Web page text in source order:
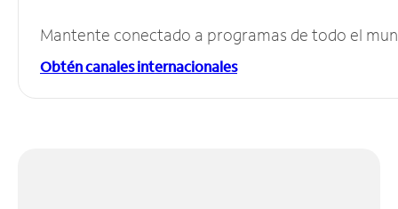
Mantente conectado a programas de todo el
Obtén canales internacionales